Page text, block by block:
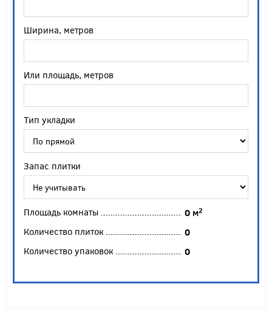
Ширина, метров
Или площадь, метров
Тип укладки
Запас плитки
Площадь комнаты 0 м2
Количество плиток
0
Количество упаковок
0